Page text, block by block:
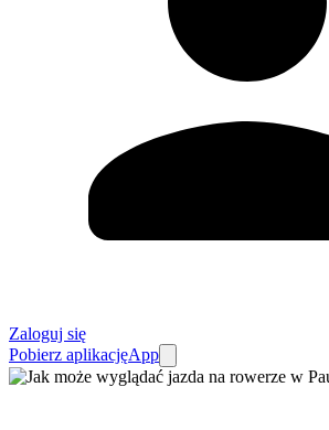
Zaloguj się
Pobierz aplikacjęApp